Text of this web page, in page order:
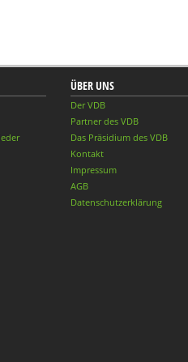
ÜBER UNS
Der VDB
Partner des VDB
Das Präsidium des VDB
Kontakt
Impressum
AGB
Datenschutzerklärung